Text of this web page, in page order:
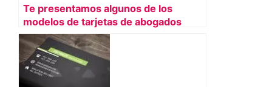
Te presentamos algunos de los
modelos de tarjetas de abogados